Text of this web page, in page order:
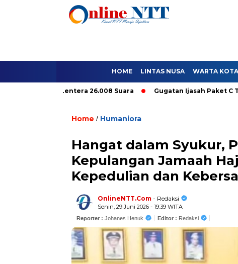
HOME LINTAS NUSA WARTA KOTA
Lentera 26.008 Suara Gugatan Ijasah Paket C Tidak
Home / Humaniora
Hangat dalam Syukur,
Kepulangan Jamaah
Kepedulian dan
OnlineNTT.Com - Redaksi
Senin, 29 Juni 2026 - 19:39 WITA
Reporter : Johanes Henuk Editor : Redaksi